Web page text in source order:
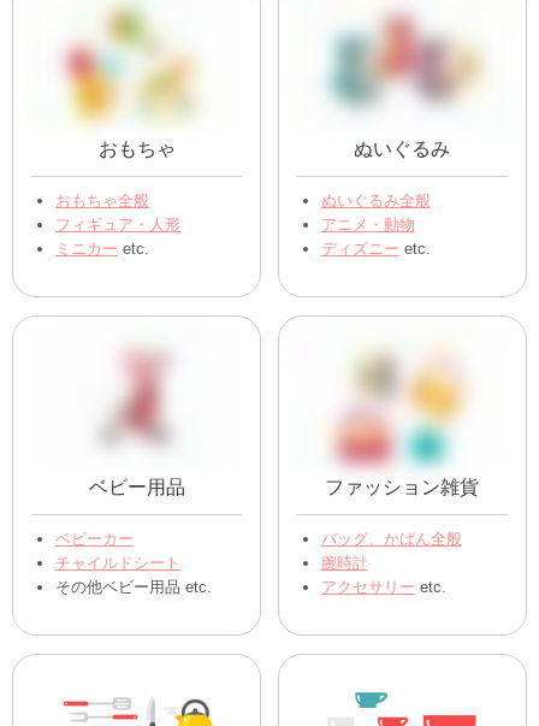
おもちゃ
おもちゃ全般
フィギュア・人形
ミニカー etc.
ぬいぐるみ
ぬいぐるみ全般
アニメ・動物
ディズニー etc.
ベビー用品
ベビーカー
チャイルドシート
その他ベビー用品 etc.
ファッション雑貨
バッグ、かばん全般
腕時計
アクセサリー etc.